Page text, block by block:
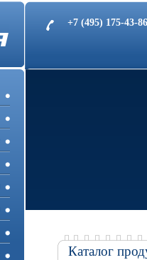
+7 (495) 175-43-
Каталог